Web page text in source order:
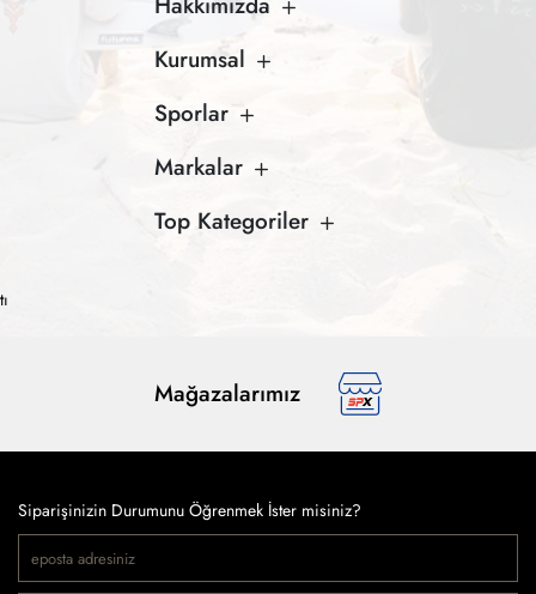
Kurumsal
Sporlar
Markalar
Top Kategoriler
Mağazalarımız
Siparişinizin Durumunu Öğrenmek İster misiniz?